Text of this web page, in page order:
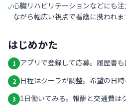
✓心臓リハビリテーションなどにも
ながら幅広い視点で看護に携われま
はじめかた
1 アプリで登録して応募。履歴書
2 日程はクーラが調整。希望の日
3 1日働いてみる。報酬と交通費は